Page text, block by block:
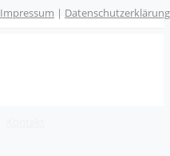
Impressum | Datenschutzerklärung